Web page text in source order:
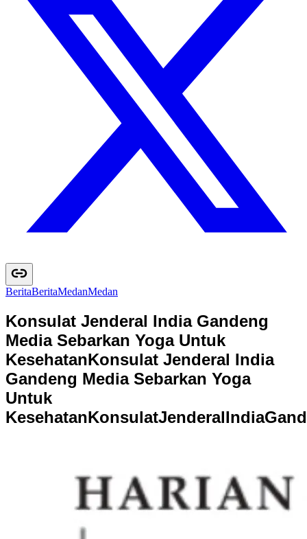
BeritaBeritaMedanMedan
Konsulat Jenderal India Gandeng
Media Sebarkan Yoga Untuk
KesehatanKonsulat Jenderal India
Gandeng Media Sebarkan Yoga
Untuk
KesehatanKonsulatJenderalIndiaGand